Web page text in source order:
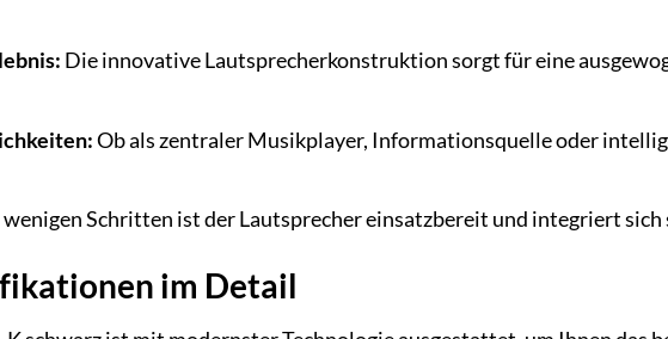
Die innovative Lautsprecherkonstruktion sorgt für eine
Ob als zentraler Musikplayer, Informationsquelle oder
wenigen Schritten ist der Lautsprecher einsatzbereit und integriert sich
im Detail